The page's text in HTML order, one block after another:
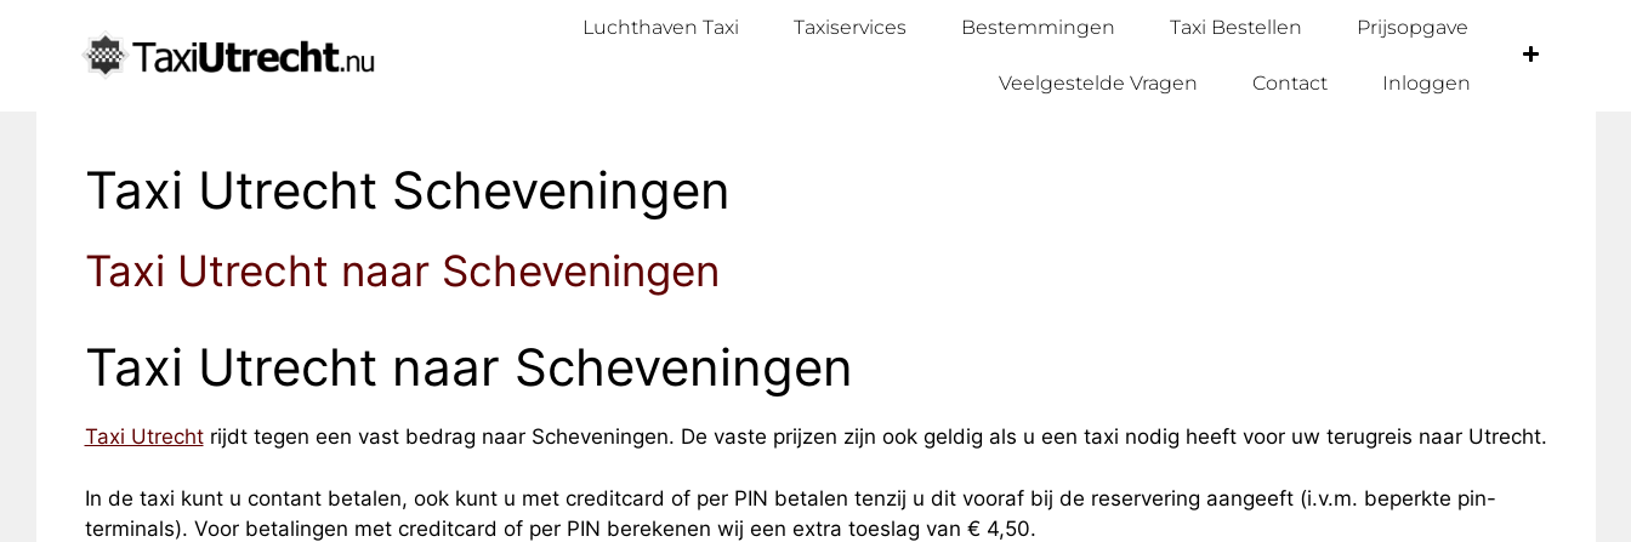
Luchthaven Taxi Taxiservices Bestemmingen Taxi Bestellen Prijsopgave
Veelgestelde Vragen Contact Inloggen
Taxi Utrecht Scheveningen
Taxi Utrecht naar Scheveningen
Taxi Utrecht naar Scheveningen
Taxi Utrechtrijdt tegen een vast bedrag naar Scheveningen. De vaste prijzen zijn ook geldig als u een taxi nodig heeft voor uw terugreis naar Utrecht.
In de taxi kunt u contant betalen, ook kunt u met creditcard of per PIN betalen tenzij u dit vooraf bij de reservering aangeeft (i.v.m. beperkte pin-
terminals). Voor betalingen met creditcard of per PIN berekenen wij een extra toeslag van € 4,50.